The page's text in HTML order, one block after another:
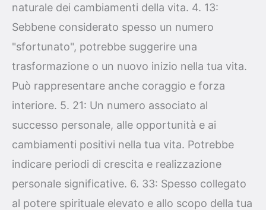
naturale dei cambiamenti della vita. 4. 13:
Sebbene considerato spesso un numero
"sfortunato", potrebbe suggerire una
trasformazione o un nuovo inizio nella tua vita.
Può rappresentare anche coraggio e forza
interiore. 5. 21: Un numero associato al
successo personale, alle opportunità e ai
cambiamenti positivi nella tua vita. Potrebbe
indicare periodi di crescita e realizzazione
personale significative. 6. 33: Spesso collegato
al potere spirituale elevato e allo scopo della tua